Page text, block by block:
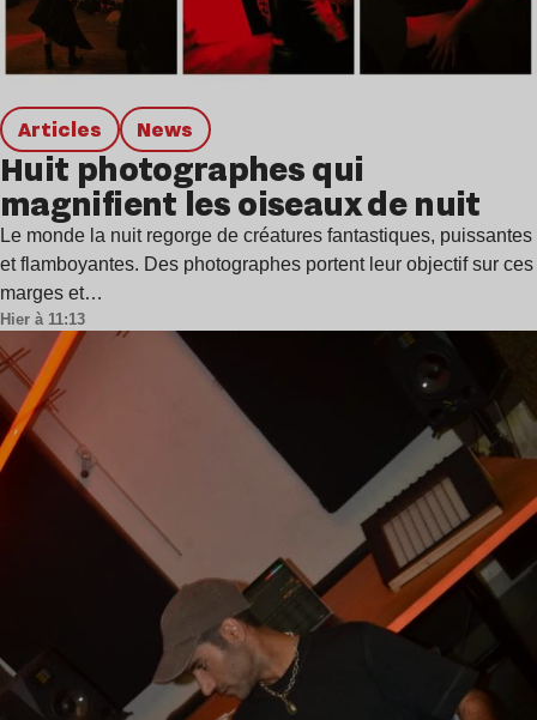
Articles news
Huit photographes qui
magnifient les oiseaux de nuit
Le monde la nuit regorge de créatures fantastiques, puissantes
et flamboyantes. Des photographes portent leur objectif sur ces
marges et…
Hier à 11:13